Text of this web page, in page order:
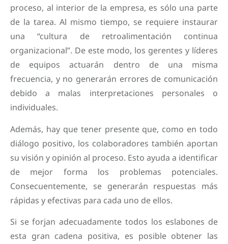
proceso, al interior de la empresa, es sólo una parte
de la tarea. Al mismo tiempo, se requiere instaurar
una “cultura de retroalimentación continua
organizacional”. De este modo, los gerentes y líderes
de equipos actuarán dentro de una misma
frecuencia, y no generarán errores de comunicación
debido a malas interpretaciones personales o
individuales.
Además, hay que tener presente que, como en todo
diálogo positivo, los colaboradores también aportan
su visión y opinión al proceso. Esto ayuda a identificar
de mejor forma los problemas potenciales.
Consecuentemente, se generarán respuestas más
rápidas y efectivas para cada uno de ellos.
Si se forjan adecuadamente todos los eslabones de
esta gran cadena positiva, es posible obtener las